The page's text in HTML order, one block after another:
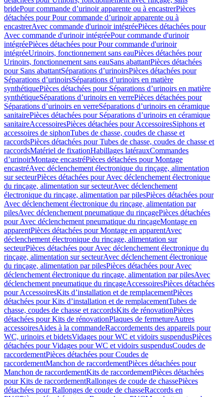
bridePour commande d’urinoir apparente ou à encastrerPièces
détachées pour Pour commande d’urinoir apparente ou à
encastrerAvec commande d'urinoir intégréePièces détachées pour
Avec commande d'urinoir intégréePour commande d'urinoir
intégréePièces détachées pour Pour commande d'urinoir
intégréeUrinoirs, fonctionnement sans eauPièces détachées pour
Urinoirs, fonctionnement sans eauSans abattantPièces détachées
pour Sans abattantSéparations d’urinoirsPièces détachées pour
Séparations d’urinoirsSéparations d’urinoirs en matière
synthétiquePièces détachées pour Séparations d’urinoirs en matière
synthétiqueSéparations d’urinoirs en verrePièces détachées pour
Séparations d’urinoirs en verreSéparations d’urinoirs en céramique
sanitairePièces détachées pour Séparations d’urinoirs en céramique
sanitaireAccessoiresPièces détachées pour AccessoiresSiphons et
accessoires de siphonTubes de chasse, coudes de chasse et
raccordsPièces détachées pour Tubes de chasse, coudes de chasse et
raccordsMatériel de fixationHabillages latérauxCommandes
dʼurinoirMontage encastréPièces détachées pour Montage
encastréAvec déclenchement électronique du rinçage, alimentation
sur secteurPièces détachées pour Avec déclenchement électronique
du rinçage, alimentation sur secteurAvec déclenchement
électronique du rinçage, alimentation par pilesPièces détachées pour
Avec déclenchement électronique du rinçage, alimentation par
pilesAvec déclenchement pneumatique du rinçagePièces détachées
pour Avec déclenchement pneumatique du rinçageMontage en
apparentPièces détachées pour Montage en apparentAvec
déclenchement électronique du rinçage, alimentation sur
secteurPièces détachées pour Avec déclenchement électronique du
rinçage, alimentation sur secteurAvec déclenchement électronique
du rinçage, alimentation par pilesPièces détachées pour Avec
déclenchement électronique du rinçage, alimentation par pilesAvec
déclenchement pneumatique du rinçageAccessoiresPièces détachées
pour AccessoiresKits d’installation et de remplacementPièces
détachées pour Kits d’installation et de remplacementTubes de
chasse, coudes de chasse et raccordsKits de rénovationPièces
détachées pour Kits de rénovationPlaques de fermetureAutres
accessoiresAides à la commandeRaccordements des appareils pour
WC, urinoirs et bidetsVidages pour WC et vidoirs suspendusPièces
détachées pour Vidages pour WC et vidoirs suspendusCoudes de
raccordementPièces détachées pour Coudes de
raccordementManchon de raccordementPièces détachées pour
Manchon de raccordementKits de raccordementPièces détachées
pour Kits de raccordementRallonges de coude de chassePièces
détachées pour Rallonges de coude de chasseRaccords en